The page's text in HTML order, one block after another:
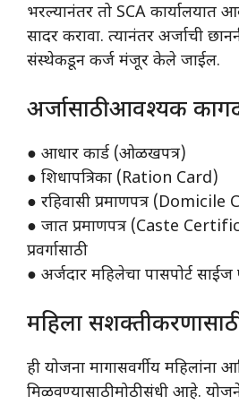
भरल्यानंतर तो SCA कार्यालयात
सादर करावा. त्यानंतर अर्जाची
संस्थेकडून कर्ज मंजूर केले जाईल.
अर्जासाठी आवश्यक
● आधार कार्ड (ओळखपत्र)
● शिधापत्रिका (Ration Card)
● रहिवासी प्रमाणपत्र
● जात प्रमाणपत्र (Caste
प्रवर्गासाठी
● अर्जदार महिलेचा पासपोर्ट साईज
महिला
ही योजना मागासवर्गीय महिलांना
मिळवण्यासाठी मोठी संधी आहे.